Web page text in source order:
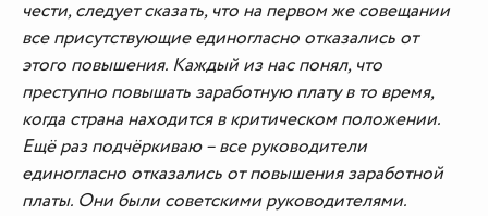
чести, следует сказать, что на первом же совещании
все присутствующие единогласно отказались от
этого повышения. Каждый из нас понял, что
преступно повышать заработную плату в то время,
когда страна находится в критическом положении.
Ещё раз подчёркиваю – все руководители
единогласно отказались от повышения заработной
платы. Они были советскими руководителями.